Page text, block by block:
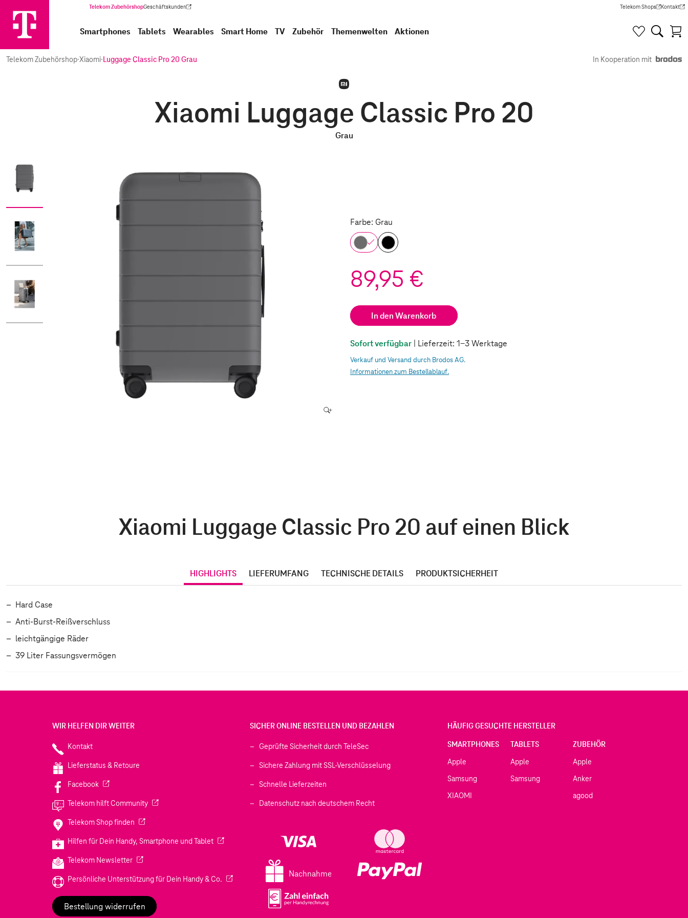
Telekom ZubehörshopGeschäftskunden
(Wird in einem neuen Tab geöffnet) Telekom Shops
(Wird in einem neuen Tab
Kontakt
(Wird in
Smartphones Tablets Wearables Smart Home TV Zubehör Themenwelten Aktionen
Telekom Zubehörshop·Xiaomi·Luggage Classic Pro 20 Grau In Kooperation mit
Xiaomi Luggage Classic Pro 20
Grau
Farbe: Grau
89,95 €
In den Warenkorb
Sofort verfügbar | Lieferzeit: 1-3 Werktage
Verkauf und Versand durch Brodos AG.
Informationen zum Bestellablauf.
Xiaomi Luggage Classic Pro 20 auf einen Blick
HIGHLIGHTS LIEFERUMFANG TECHNISCHE DETAILS PRODUKTSICHERHEIT
Hard Case
Anti-Burst-Reißverschluss
leichtgängige Räder
39 Liter Fassungsvermögen
WIR HELFEN DIR WEITER
Kontakt
Lieferstatus & Retoure
Facebook(Wird in einem neuen Tab geöffnet)
Telekom hilft Community(Wird in einem neuen Tab geöffnet)
Telekom Shop finden (Wird in einem neuen Tab geöffnet)
Hilfen für Dein Handy, Smartphone und Tablet(Wird in einem neuen Tab geöffnet)
Telekom Newsletter(Wird in einem neuen Tab geöffnet)
Persönliche Unterstützung für Dein Handy & Co. (Wird in einem neuen Tab geöffnet)
Bestellung widerrufen
SICHER ONLINE BESTELLEN UND BEZAHLEN
Geprüfte Sicherheit durch TeleSec
Sichere Zahlung mit SSL-Verschlüsselung
Schnelle Lieferzeiten
Datenschutz nach deutschem Recht
Nachnahme
HÄUFIG GESUCHTE HERSTELLER
SMARTPHONES
Apple
Samsung
XIAOMI
TABLETS
Apple
Samsung
ZUBEHÖR
Apple
Anker
agood